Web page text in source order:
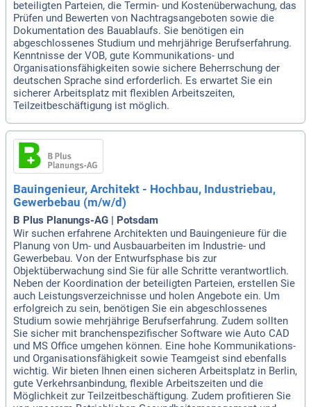
beteiligten Parteien, die Termin- und Kostenüberwachung, das
Prüfen und Bewerten von Nachtragsangeboten sowie die
Dokumentation des Bauablaufs. Sie benötigen ein
abgeschlossenes Studium und mehrjährige Berufserfahrung.
Kenntnisse der VOB, gute Kommunikations- und
Organisationsfähigkeiten sowie sichere Beherrschung der
deutschen Sprache sind erforderlich. Es erwartet Sie ein
sicherer Arbeitsplatz mit flexiblen Arbeitszeiten,
Teilzeitbeschäftigung ist möglich.
Bauingenieur, Architekt - Hochbau, Industriebau,
Gewerbebau (m/w/d)
B Plus Planungs-AG | Potsdam
Wir suchen erfahrene Architekten und Bauingenieure für die
Planung von Um- und Ausbauarbeiten im Industrie- und
Gewerbebau. Von der Entwurfsphase bis zur
Objektüberwachung sind Sie für alle Schritte verantwortlich.
Neben der Koordination der beteiligten Parteien, erstellen Sie
auch Leistungsverzeichnisse und holen Angebote ein. Um
erfolgreich zu sein, benötigen Sie ein abgeschlossenes
Studium sowie mehrjährige Berufserfahrung. Zudem sollten
Sie sicher mit branchenspezifischer Software wie Auto CAD
und MS Office umgehen können. Eine hohe Kommunikations-
und Organisationsfähigkeit sowie Teamgeist sind ebenfalls
wichtig. Wir bieten Ihnen einen sicheren Arbeitsplatz in Berlin,
gute Verkehrsanbindung, flexible Arbeitszeiten und die
Möglichkeit zur Teilzeitbeschäftigung. Zudem profitieren Sie